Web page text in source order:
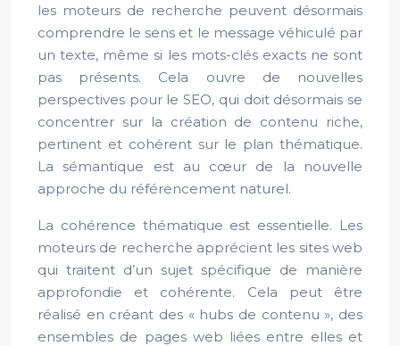
les moteurs de recherche peuvent désormais
comprendre le sens et le message véhiculé par
un texte, même si les mots-clés exacts ne sont
pas présents. Cela ouvre de nouvelles
perspectives pour le SEO, qui doit désormais se
concentrer sur la création de contenu riche,
pertinent et cohérent sur le plan thématique.
La sémantique est au cœur de la nouvelle
approche du référencement naturel.
La cohérence thématique est essentielle. Les
moteurs de recherche apprécient les sites web
qui traitent d’un sujet spécifique de manière
approfondie et cohérente. Cela peut être
réalisé en créant des « hubs de contenu », des
ensembles de pages web liées entre elles et